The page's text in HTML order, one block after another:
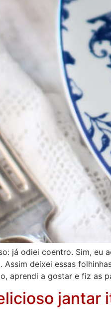
já odiei coentro. Sim, eu
Assim deixei essas
aprendi a gostar e fiz as
jantar